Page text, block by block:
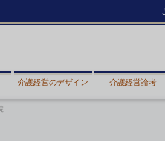
介護経営のデザイン 介護経営論考